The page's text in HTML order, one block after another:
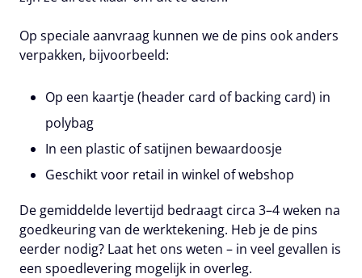
Op speciale aanvraag kunnen we de pins ook anders
verpakken, bijvoorbeeld:
Op een kaartje (header card of backing card) in
polybag
In een plastic of satijnen bewaardoosje
Geschikt voor retail in winkel of webshop
De gemiddelde levertijd bedraagt circa 3–4 weken na
goedkeuring van de werktekening. Heb je de pins
eerder nodig? Laat het ons weten – in veel gevallen is
een spoedlevering mogelijk in overleg.